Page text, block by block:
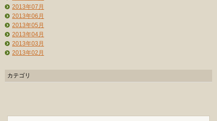
2013年07月
2013年06月
2013年05月
2013年04月
2013年03月
2013年02月
カテゴリ